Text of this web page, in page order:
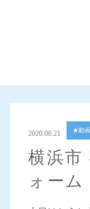
2020.06.21 ★動
横浜市
ォーム